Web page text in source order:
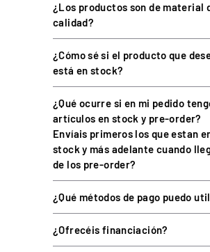
Material
Aleación
Contenido
Herramientas
Llave Allen
palanca
0,5 kg
Dimensiones
COMPATIBILIDAD
¿Los productos son de material
calidad?
¿Cómo sé si el producto que
está en stock?
¿Qué ocurre si en mi pedido
artículos en stock y pre-order?
Envíais primeros los que estan
stock y más adelante cuando
de los pre-order?
¿Qué métodos de pago puedo
¿Ofrecéis financiación?